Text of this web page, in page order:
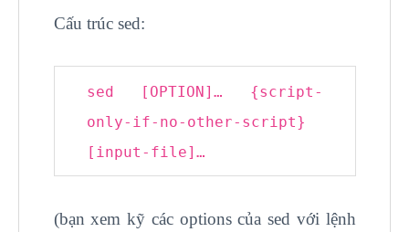
Cấu trúc sed:
sed [OPTION]… {script-
only- if-no-other-script}
[input-file]…
(bạn xem kỹ các options của sed với lệnh